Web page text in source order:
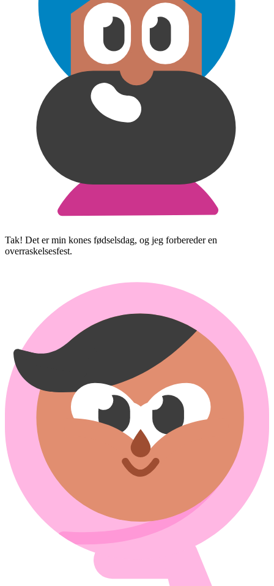
Tak! Det er min kones fødselsdag, og jeg forbereder en
overraskelsesfest.